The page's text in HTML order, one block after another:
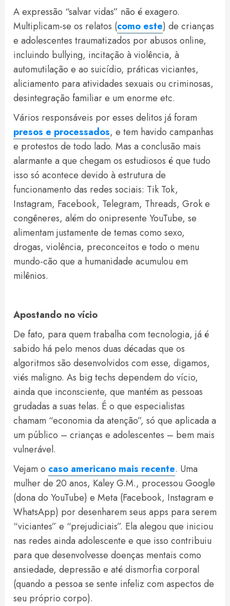
A expressão “salvar vidas” não é exagero.
Multiplicam-se os relatos (como este) de crianças
e adolescentes traumatizados por abusos online,
incluindo bullying, incitação à violência, à
automutilação e ao suicídio, práticas viciantes,
aliciamento para atividades sexuais ou criminosas,
desintegração familiar e um enorme etc.
Vários responsáveis por esses delitos já foram
presos e processados, e tem havido campanhas
e protestos de todo lado. Mas a conclusão mais
alarmante a que chegam os estudiosos é que tudo
isso só acontece devido à estrutura de
funcionamento das redes sociais: Tik Tok,
Instagram, Facebook, Telegram, Threads, Grok e
congêneres, além do onipresente YouTube, se
alimentam justamente de temas como sexo,
drogas, violência, preconceitos e todo o menu
mundo-cão que a humanidade acumulou em
milênios.
Apostando no vício
De fato, para quem trabalha com tecnologia, já é
sabido há pelo menos duas décadas que os
algoritmos são desenvolvidos com esse, digamos,
viés maligno. As big techs dependem do vício,
ainda que inconsciente, que mantém as pessoas
grudadas a suas telas. É o que especialistas
chamam “economia da atenção”, só que aplicada a
um público – crianças e adolescentes – bem mais
vulnerável.
Vejam o caso americano mais recente. Uma
mulher de 20 anos, Kaley G.M., processou Google
(dona do YouTube) e Meta (Facebook, Instagram e
WhatsApp) por desenharem seus apps para serem
“viciantes” e “prejudiciais”. Ela alegou que iniciou
nas redes ainda adolescente e que isso contribuiu
para que desenvolvesse doenças mentais como
ansiedade, depressão e até dismorfia corporal
(quando a pessoa se sente infeliz com aspectos de
seu próprio corpo).